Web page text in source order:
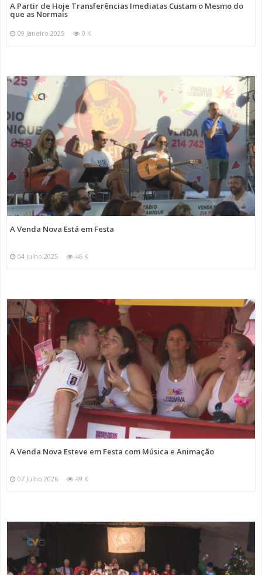
A Partir de Hoje Transferências Imediatas Custam o Mesmo do
que as Normais
09 Janeiro 2025 0 K
A Venda Nova Está em Festa
04 Julho 2025 46 K
A Venda Nova Esteve em Festa com Música e Animação
07 Julho 2026 49 K